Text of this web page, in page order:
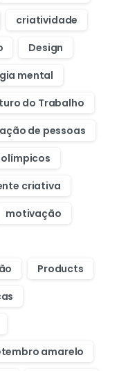
criatividade
Design
mental
do Trabalho
de pessoas
criativa
motivação
Products
amarelo